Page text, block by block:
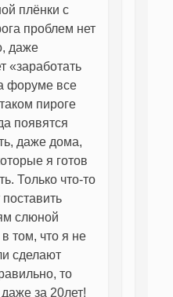
плёнки с
проблем нет
даже
«заработать
форуме все
пироге
появятся
даже дома,
я готов
Только что-то
слюной
том, что я не
сделают
то
даже за 20лет!